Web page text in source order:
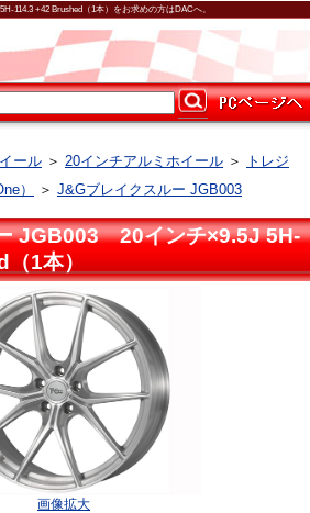
114.3 +42 Brushed（1本）をお求めの方はDACへ。
ール ＞ 20インチアルミホイール ＞
トレジ
）
＞ J&Gブレイクスルー JGB003
JGB003 20インチ×9.5J 5H-
（1本）
画像拡大